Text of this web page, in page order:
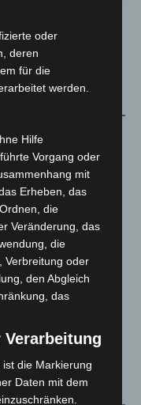
auf Baustelle
oder
deren
für die
werden.
Hilfe
Vorgang oder
mit
Erheben, das
die
Veränderung, das
die
Verbreitung oder
den Abgleich
das
die Markierung
Daten mit dem